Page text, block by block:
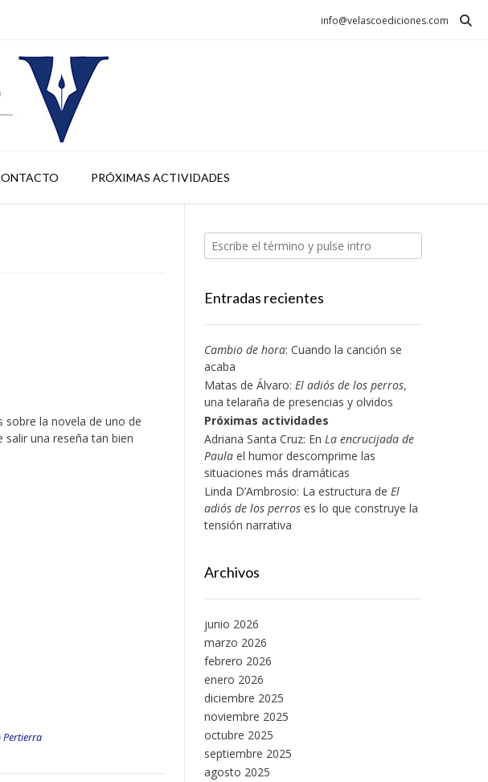
info@velascoediciones.com
PRÓXIMAS ACTIVIDADES
la novela de uno de
salir una reseña tan bien
Pertierra
Entradas recientes
Cambio de hora: Cuando la canción se
acaba
Matas de Álvaro: El adiós de los perros,
una telaraña de presencias y olvidos
Próximas actividades
Adriana Santa Cruz: En La encrucijada de
Paulael humor descomprime las
situaciones más dramáticas
Linda D’Ambrosio: La estructura de El
adiós de los perroses lo que construye la
tensión narrativa
Archivos
junio 2026
marzo 2026
febrero 2026
enero 2026
diciembre 2025
noviembre 2025
octubre 2025
septiembre 2025
agosto 2025